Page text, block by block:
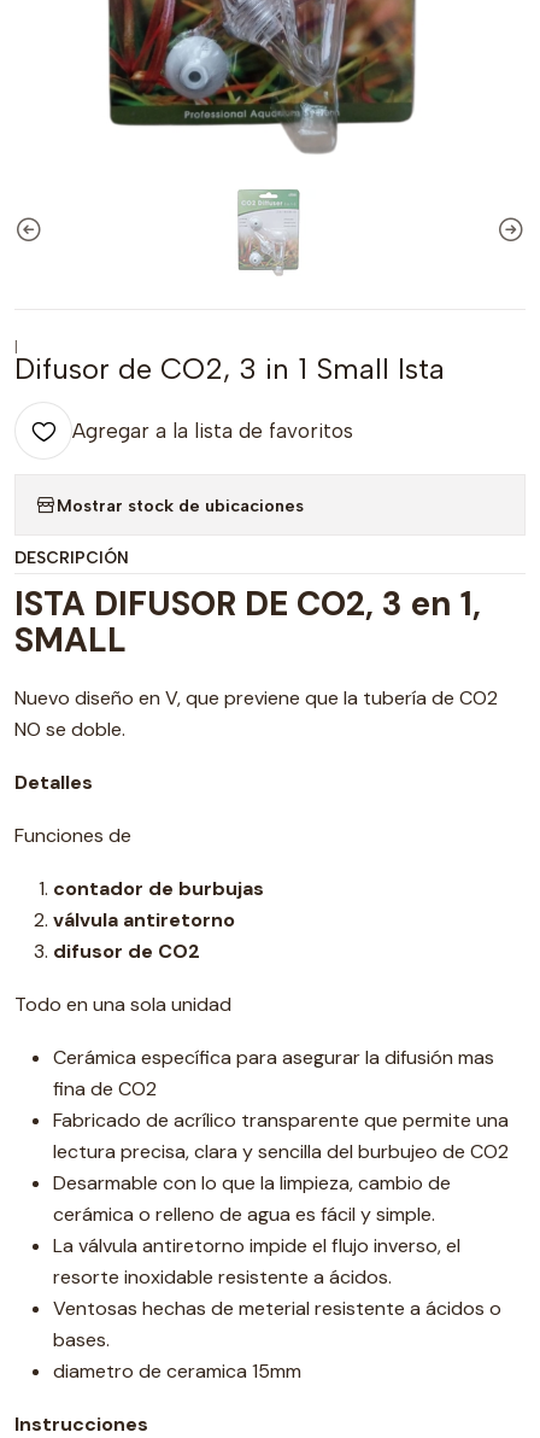
|
Difusor de CO2, 3 in 1 Small Ista
Agregar a la lista de favoritos
Mostrar stock de ubicaciones
DESCRIPCIÓN
ISTA DIFUSOR DE CO2, 3 en 1,
SMALL
Nuevo diseño en V, que previene que la tubería de CO2
NO se doble.
Detalles
Funciones de
contador de burbujas
válvula antiretorno
difusor de CO2
Todo en una sola unidad
Cerámica específica para asegurar la difusión mas
fina de CO2
Fabricado de acrílico transparente que permite una
lectura precisa, clara y sencilla del burbujeo de CO2
Desarmable con lo que la limpieza, cambio de
cerámica o relleno de agua es fácil y simple.
La válvula antiretorno impide el flujo inverso, el
resorte inoxidable resistente a ácidos.
Ventosas hechas de meterial resistente a ácidos o
bases.
diametro de ceramica 15mm
Instrucciones